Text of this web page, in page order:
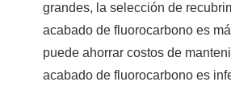
grandes, la selección de
acabado de fluorocarbono es
puede ahorrar costos de
acabado de fluorocarbono es